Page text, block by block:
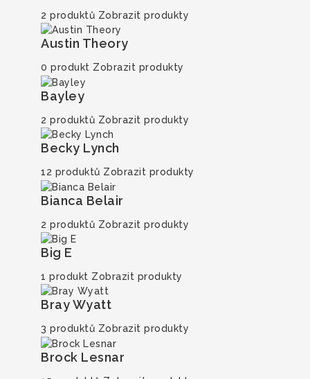
2 produktů Zobrazit produkty
Austin Theory
0 produkt Zobrazit produkty
Bayley
2 produktů Zobrazit produkty
Becky Lynch
12 produktů Zobrazit produkty
Bianca Belair
2 produktů Zobrazit produkty
Big E
1 produkt Zobrazit produkty
Bray Wyatt
3 produktů Zobrazit produkty
Brock Lesnar